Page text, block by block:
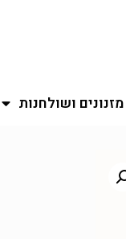
מזנונים ושולחנות